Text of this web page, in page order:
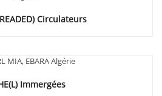
Circulateurs
Immergées